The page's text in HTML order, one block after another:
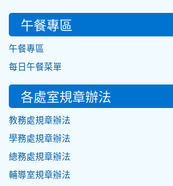
午餐專區
午餐專區
每日午餐菜單
各處室規章辦法
教務處規章辦法
學務處規章辦法
總務處規章辦法
輔導室規章辦法